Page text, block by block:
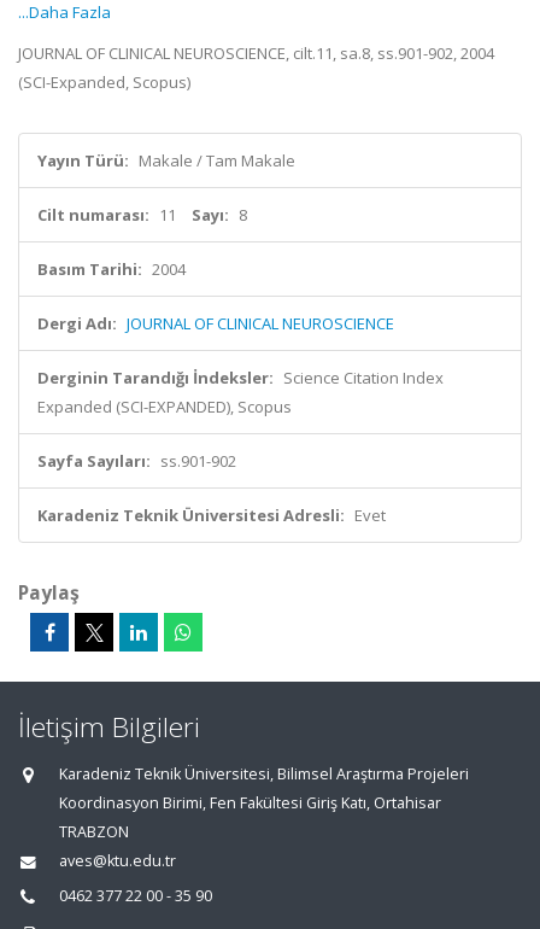
...Daha Fazla
JOURNAL OF CLINICAL NEUROSCIENCE, cilt.11, sa.8, ss.901-902, 2004
(SCI-Expanded, Scopus)
Yayın Türü: Makale / Tam Makale
Cilt numarası: 11 Sayı: 8
Basım Tarihi: 2004
Dergi Adı: JOURNAL OF CLINICAL NEUROSCIENCE
Derginin Tarandığı İndeksler: Science Citation Index
Expanded (SCI-EXPANDED), Scopus
Sayfa Sayıları: ss.901-902
Karadeniz Teknik Üniversitesi Adresli: Evet
Paylaş
İletişim Bilgileri
Karadeniz Teknik Üniversitesi, Bilimsel Araştırma Projeleri
Koordinasyon Birimi, Fen Fakültesi Giriş Katı, Ortahisar
TRABZON
aves@ktu.edu.tr
0462 377 22 00 - 35 90